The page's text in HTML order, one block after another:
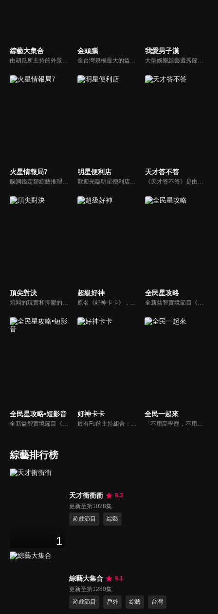
綜藝大集合 金頭腦 我愛男子漢
火星情報局7
腦洞鑑定類綜藝推理脫口秀，陣容為薛之謙、大張偉、楊迪、劉維、黃子弘凡、黃聖依、龐博等…節目圍繞著當下熱梗熱點、觀眾的興趣點、共鳴點展開故事；火星特工廣發英雄帖正面對撞，迎戰近年最出圈、最有趣、最敢說的廠牌大咖們。真金不怕火煉！一場席卷全網的廠牌巔峰之戰即將展開！
明星便利店
歡迎光臨明星便利店！你覺得便利店裡面有什麼？關東煮？茶葉蛋？還是讓你尖叫的大明星？一家擁有明星的便利店，到底有多稀奇，你會不會想要光臨呢？
天才答不答
《天才答不答》是由吳宗憲和吳怡霈共同主持的益智節目。節目設立高額的獎金來考驗藝人們真實的人性，同時將題目立體化，讓你身歷其境去冒險答題。更有哪些出乎意料的處罰，讓藝人羞愧的不想再答錯！一個最接近「人性」與「真實」的益智節目，現在就讓吳宗憲帶你輕鬆玩轉知識。
頂尖對決
煩悶的現實和抑鬱的社會，你需要的就是笑、大聲笑、開口笑，《頂尖對決》就要你笑到落ㄟ骸，最具綜藝實力的庹宗康，和喜感十足的納豆各自領軍對抗，藝人搞笑pk笑果十足，《頂尖對決》讓你忘掉一週煩惱！
超級好神
原名《好神卡卡》，後改名為《超級好神》，是一檔益智類綜藝節目，由「A咖天王」徐乃麟搭配黃鐙輝主持。「好神智慧王」、「好神記憶王」、「誰是爆點王」、「好神送好禮」四個單元，讓來賓一較高下。比反應，比記憶，比機智，比膽識，幸運女神的眷顧與遠離永遠都是個未知數！
全民星攻略
全新益智實境節目《全民星攻略》，由館長曾國城擔任把關者，考驗著每個來挑戰九宮格益智遊戲藝人明星。想要攻略九宮格關卡，透過創意聯想、邏輯推理、理想分析，才有機會獲取智慧星幣，帶走夢幻大獎。
全民星攻略•短影音
全新益智實境節目《全民星攻略》，由館長曾國城擔任把關者，考驗著每個來挑戰九宮格益智遊戲藝人明星。想要攻略九宮格關卡，透過創意聯想、邏輯推理、理想分析，才有機會獲取智慧星幣，帶走夢幻大獎。
好神卡卡
最有Fu的主持組合：「A咖天王」徐乃麟+「好神天心」朱芯儀+「真理大學校花」洪棠+「台大獸醫碩士」LYDIA。遊戲的層層關卡，來賓必須要和主持人比反應，比記憶，比機智，比膽識，幸運女神的眷顧與遠離永遠都是個未知數！
全民一起來
「不用高學歷，不用會答題，全民一起來，獎金拿不完！」《全民一起來》是一檔結合手機遊戲的大型現場直播益智節目，「記憶、觀察、反應、平衡、敏捷...」，多道關卡考驗挑戰者的多元智能及體能，見證藝人明星各項不可思議的挑戰。
綜藝排行榜
1
天才衝衝衝
9.3
更新至第1028集
遊戲節目
綜藝
綜藝大集合
9.1
更新至第1280集
遊戲節目
戶外 綜藝 台灣